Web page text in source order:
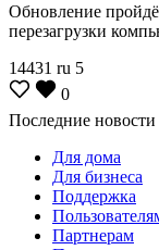
Обновление
перезагрузки
14431 ru 5
0
Последние новости
Для дома
Для бизнеса
Поддержка
Партнерам